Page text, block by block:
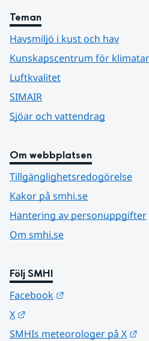
Teman
Havsmiljö i kust och hav
Kunskapscentrum för
Luftkvalitet
SIMAIR
Sjöar och vattendrag
Om webbplatsen
Tillgänglighetsredogörelse
Kakor på smhi.se
Hantering av personuppgifter
Om smhi.se
Följ SMHI
Facebook
X
SMHIs meteorologer på X